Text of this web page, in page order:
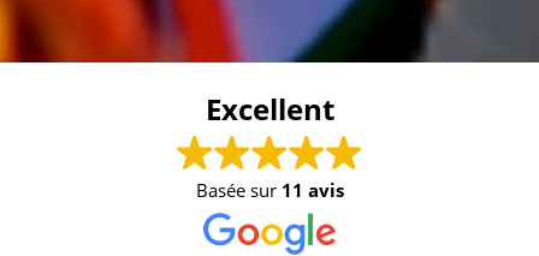
Excellent
Basée sur 11 avis